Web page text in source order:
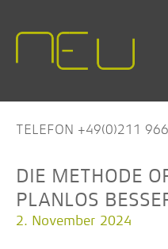
TELEFON +49(0)211
DIE METHODE
PLANLOS
2. November 2024